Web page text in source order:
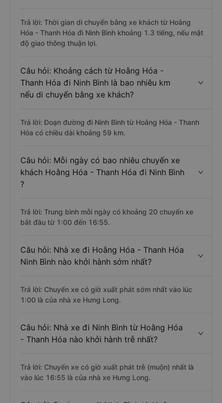
Trả lời: Thời gian di chuyển bằng xe khách từ Hoằng
Hóa - Thanh Hóa đi Ninh Bình khoảng 1.3 tiếng, nếu mật
độ giao thông thuận lợi.
Câu hỏi: Khoảng cách từ Hoằng Hóa -
Thanh Hóa đi Ninh Bình là bao nhiêu km
nếu di chuyển bằng xe khách?
Trả lời: Đoạn đường đi Ninh Bình từ Hoằng Hóa - Thanh
Hóa có chiều dài khoảng 59 km.
Câu hỏi: Mỗi ngày có bao nhiêu chuyến xe
khách Hoằng Hóa - Thanh Hóa đi Ninh Bình
?
Trả lời: Trung bình mỗi ngày có khoảng 20 chuyến xe
bắt đầu từ 1:00 đến 16:55.
Câu hỏi: Nhà xe đi Hoằng Hóa - Thanh Hóa
Ninh Bình nào khởi hành sớm nhất?
Trả lời: Chuyến xe có giờ xuất phát sớm nhất vào lúc
1:00 là của nhà xe Hưng Long.
Câu hỏi: Nhà xe đi Ninh Bình từ Hoằng Hóa
- Thanh Hóa nào khởi hành trễ nhất?
Trả lời: Chuyến xe có giờ xuất phát trễ (muộn) nhất là
vào lúc 16:55 là của nhà xe Hưng Long.